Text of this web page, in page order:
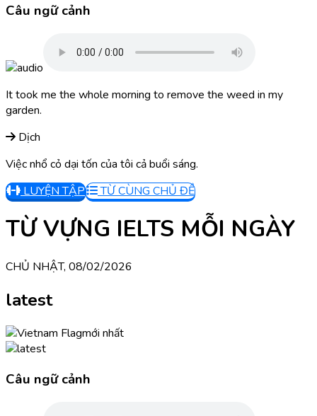
Câu ngữ cảnh
It took me the whole morning to remove the weed in my
garden.
Dịch
Việc nhổ cỏ dại tốn của tôi cả buổi sáng.
LUYỆN TẬP
TỪ CÙNG CHỦ ĐỀ
TỪ VỰNG IELTS MỖI NGÀY
CHỦ NHẬT, 08/02/2026
latest
mới nhất
Câu ngữ cảnh